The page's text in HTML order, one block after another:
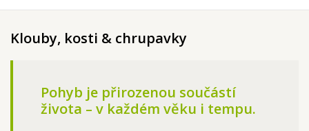
Klouby, kosti & chrupavky
Pohyb je přirozenou součástí
života – v každém věku i tempu.